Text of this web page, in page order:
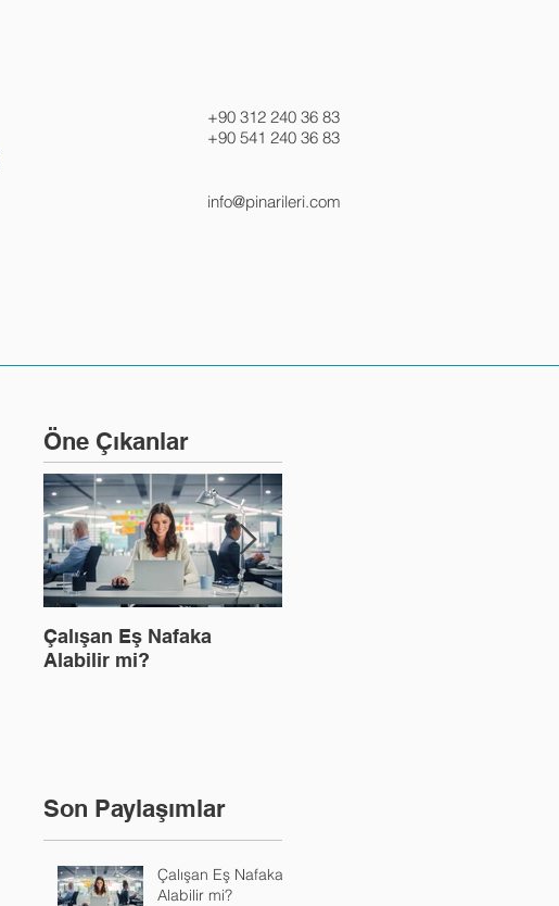
+90 312 240 36 83
+90 541 240 36 83
info@pinarileri.com
Öne Çıkanlar
Çalışan Eş Nafaka
Alabilir mi?
Son Paylaşımlar
Çalışan Eş Nafaka
Alabilir mi?